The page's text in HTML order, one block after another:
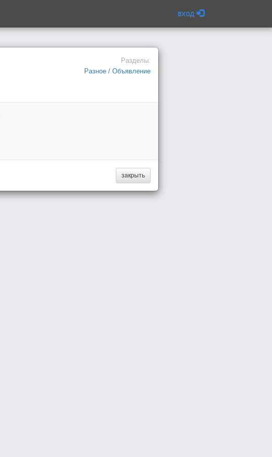
вход
Разделы:
Разное / Объявление
закрыть